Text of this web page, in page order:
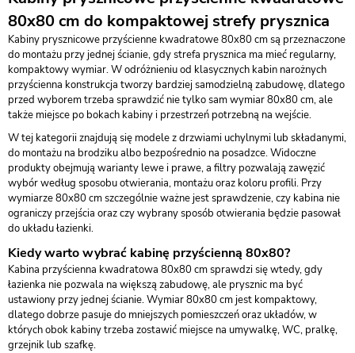
80x80 cm do kompaktowej strefy prysznica
Kabiny prysznicowe przyścienne kwadratowe 80x80 cm są przeznaczone
do montażu przy jednej ścianie, gdy strefa prysznica ma mieć regularny,
kompaktowy wymiar. W odróżnieniu od klasycznych kabin narożnych
przyścienna konstrukcja tworzy bardziej samodzielną zabudowę, dlatego
przed wyborem trzeba sprawdzić nie tylko sam wymiar 80x80 cm, ale
także miejsce po bokach kabiny i przestrzeń potrzebną na wejście.
W tej kategorii znajdują się modele z drzwiami uchylnymi lub składanymi,
do montażu na brodziku albo bezpośrednio na posadzce. Widoczne
produkty obejmują warianty lewe i prawe, a filtry pozwalają zawęzić
wybór według sposobu otwierania, montażu oraz koloru profili. Przy
wymiarze 80x80 cm szczególnie ważne jest sprawdzenie, czy kabina nie
ograniczy przejścia oraz czy wybrany sposób otwierania będzie pasował
do układu łazienki.
Kiedy warto wybrać kabinę przyścienną 80x80?
Kabina przyścienna kwadratowa 80x80 cm sprawdzi się wtedy, gdy
łazienka nie pozwala na większą zabudowę, ale prysznic ma być
ustawiony przy jednej ścianie. Wymiar 80x80 cm jest kompaktowy,
dlatego dobrze pasuje do mniejszych pomieszczeń oraz układów, w
których obok kabiny trzeba zostawić miejsce na umywalkę, WC, pralkę,
grzejnik lub szafkę.